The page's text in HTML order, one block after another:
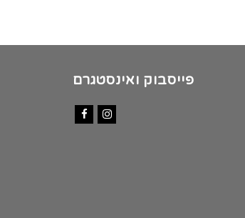
פייסבוק ואינסטגרם